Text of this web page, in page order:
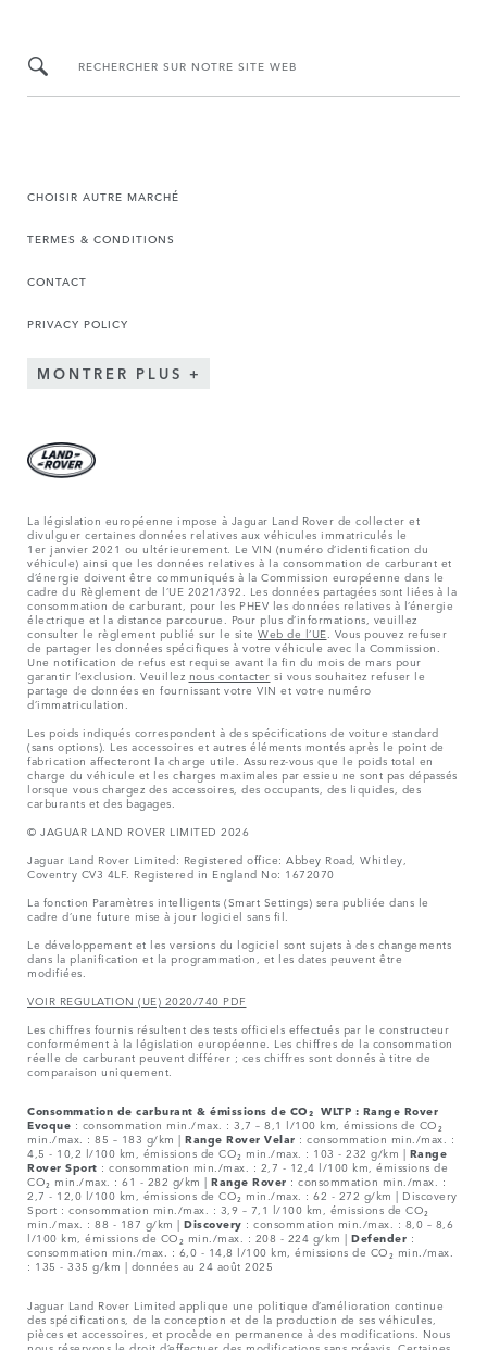
RECHERCHER SUR NOTRE SITE WEB
CHOISIR AUTRE MARCHÉ
TERMES & CONDITIONS
CONTACT
PRIVACY POLICY
MONTRER PLUS
La législation européenne impose à Jaguar Land Rover de collecter et
divulguer certaines données relatives aux véhicules immatriculés le
1er janvier 2021 ou ultérieurement. Le VIN (numéro d’identification du
véhicule) ainsi que les données relatives à la consommation de carburant et
d’énergie doivent être communiqués à la Commission européenne dans le
cadre du Règlement de l’UE 2021/392. Les données partagées sont liées à la
consommation de carburant, pour les PHEV les données relatives à l’énergie
électrique et la distance parcourue. Pour plus d’informations, veuillez
consulter le règlement publié sur le site Web de l’UE. Vous pouvez refuser
de partager les données spécifiques à votre véhicule avec la Commission.
Une notification de refus est requise avant la fin du mois de mars pour
garantir l’exclusion. Veuillez nous contacter si vous souhaitez refuser le
partage de données en fournissant votre VIN et votre numéro
d’immatriculation.
Les poids indiqués correspondent à des spécifications de voiture standard
(sans options). Les accessoires et autres éléments montés après le point de
fabrication affecteront la charge utile. Assurez-vous que le poids total en
charge du véhicule et les charges maximales par essieu ne sont pas dépassés
lorsque vous chargez des accessoires, des occupants, des liquides, des
carburants et des bagages.
© JAGUAR LAND ROVER LIMITED 2026
Jaguar Land Rover Limited: Registered office: Abbey Road, Whitley,
Coventry CV3 4LF. Registered in England No: 1672070
La fonction Paramètres intelligents (Smart Settings) sera publiée dans le
cadre d’une future mise à jour logiciel sans fil.
Le développement et les versions du logiciel sont sujets à des changements
dans la planification et la programmation, et les dates peuvent être
modifiées.
VOIR REGULATION (UE) 2020/740 PDF
Les chiffres fournis résultent des tests officiels effectués par le constructeur
conformément à la législation européenne. Les chiffres de la consommation
réelle de carburant peuvent différer ; ces chiffres sont donnés à titre de
comparaison uniquement.
Consommation de carburant & émissions de CO₂ WLTP : Range Rover
Evoque : consommation min./max. : 3,7 – 8,1 l/100 km, émissions de CO₂
min./max. : 85 – 183 g/km | Range Rover Velar : consommation min./max. :
4,5 - 10,2 l/100 km, émissions de CO₂ min./max. : 103 - 232 g/km | Range
Rover Sport : consommation min./max. : 2,7 - 12,4 l/100 km, émissions de
CO₂ min./max. : 61 - 282 g/km | Range Rover : consommation min./max. :
2,7 - 12,0 l/100 km, émissions de CO₂ min./max. : 62 - 272 g/km | Discovery
Sport : consommation min./max. : 3,9 – 7,1 l/100 km, émissions de CO₂
min./max. : 88 - 187 g/km | Discovery : consommation min./max. : 8,0 – 8,6
l/100 km, émissions de CO₂ min./max. : 208 - 224 g/km | Defender :
consommation min./max. : 6,0 - 14,8 l/100 km, émissions de CO₂ min./max.
: 135 - 335 g/km | données au 24 août 2025
Jaguar Land Rover Limited applique une politique d’amélioration continue
des spécifications, de la conception et de la production de ses véhicules,
pièces et accessoires, et procède en permanence à des modifications. Nous